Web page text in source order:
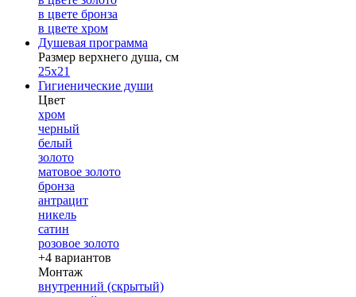
в цвете бронза
в цвете хром
Душевая программа
Размер верхнего душа, см
25х21
Гигиенические души
Цвет
хром
черный
белый
золото
матовое золото
бронза
антрацит
никель
сатин
розовое золото
+4 вариантов
Монтаж
внутренний (скрытый)